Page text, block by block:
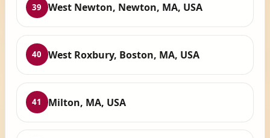
39 West Newton, Newton, MA, USA
40 West Roxbury, Boston, MA, USA
41 Milton, MA, USA